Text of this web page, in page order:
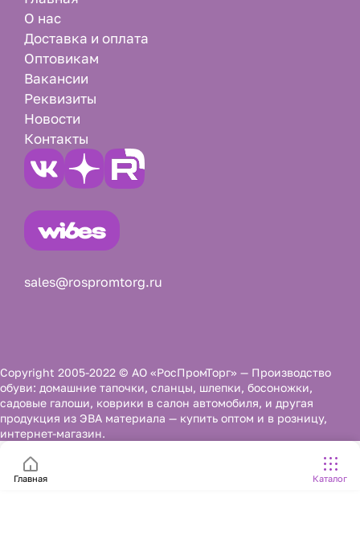
О нас
Доставка и оплата
Оптовикам
Вакансии
Реквизиты
Новости
Контакты
sales@rospromtorg.ru
Copyright 2005-2022 © АО «РосПромТорг» — Производство
обуви: домашние тапочки, сланцы, шлепки, босоножки,
садовые галоши, коврики в салон автомобиля, и другая
продукция из ЭВА материала — купить оптом и в розницу,
интернет-магазин.
Главная Каталог